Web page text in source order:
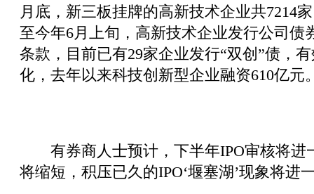
月底，新三板挂牌的高新技术企业共7214
至今年6月上旬，高新技术企业发行公司
条款，目前已有29家企业发行“双创”债，
化，去年以来科技创新型企业融资610亿元
有券商人士预计，下半年IPO审核将进
将缩短，积压已久的IPO‘堰塞湖’现象将进